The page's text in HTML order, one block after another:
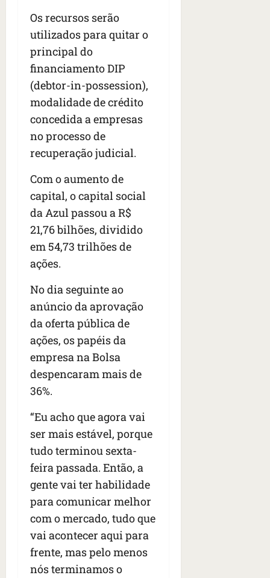
Os recursos serão
utilizados para quitar o
principal do
financiamento DIP
(debtor-in-possession),
modalidade de crédito
concedida a empresas
no processo de
recuperação judicial.
Com o aumento de
capital, o capital social
da Azul passou a R$
21,76 bilhões, dividido
em 54,73 trilhões de
ações.
No dia seguinte ao
anúncio da aprovação
da oferta pública de
ações, os papéis da
empresa na Bolsa
despencaram mais de
36%.
“Eu acho que agora vai
ser mais estável, porque
tudo terminou sexta-
feira passada. Então, a
gente vai ter habilidade
para comunicar melhor
com o mercado, tudo que
vai acontecer aqui para
frente, mas pelo menos
nós terminamos o